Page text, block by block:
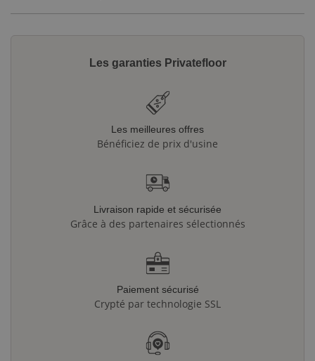
Les garanties Privatefloor
Les meilleures offres
Bénéficiez de prix d'usine
Livraison rapide et sécurisée
Grâce à des partenaires sélectionnés
Paiement sécurisé
Crypté par technologie SSL